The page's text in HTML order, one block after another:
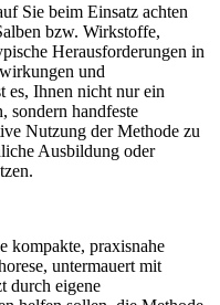
Sie beim Einsatz achten
bzw. ‍Wirkstoffe,‍
Herausforderungen in
und
Ihnen nicht nur⁢ ein
sondern handfeste
Nutzung ​der Methode zu
Ausbildung oder
kompakte,⁣ praxisnahe
untermauert mit
durch eigene⁢